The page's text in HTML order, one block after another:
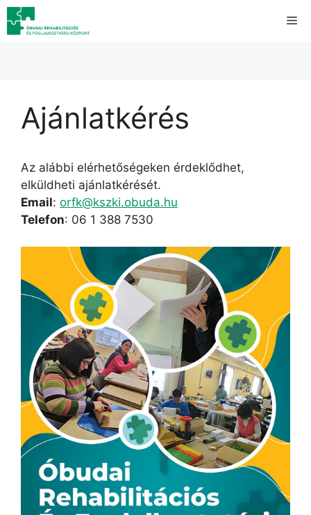
Kilépés
Ajánlatkérés
Az alábbi elérhetőségeken érdeklődhet,
elküldheti ajánlatkérését.
Email: orfk@kszki.obuda.hu
Telefon: 06 1 388 7530